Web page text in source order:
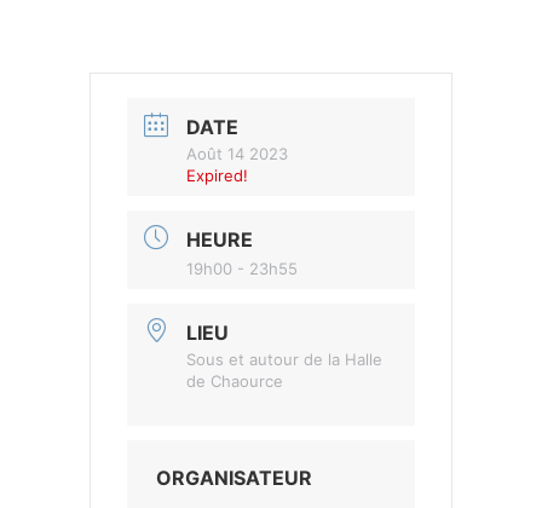
DATE
Août 14 2023
Expired!
HEURE
19h00 - 23h55
LIEU
Sous et autour de la Halle
de Chaource
ORGANISATEUR